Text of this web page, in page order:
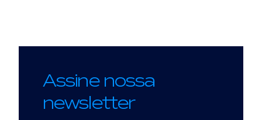
Assine nossa
newsletter